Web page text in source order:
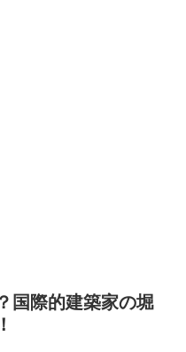
国際的建築家の堀